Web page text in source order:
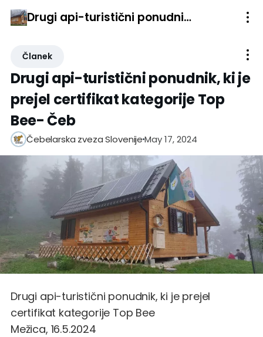
Drugi api-turistični ponudnik, ki je prejel certifikat kategorije Top Bee- Čeb
Članek
Drugi api-turistični ponudnik, ki je
prejel certifikat kategorije Top
Bee- Čeb
Čebelarska zveza SlovenijeMay 17, 2024
Drugi api-turistični ponudnik, ki je prejel
certifikat kategorije Top Bee
Mežica, 16.5.2024